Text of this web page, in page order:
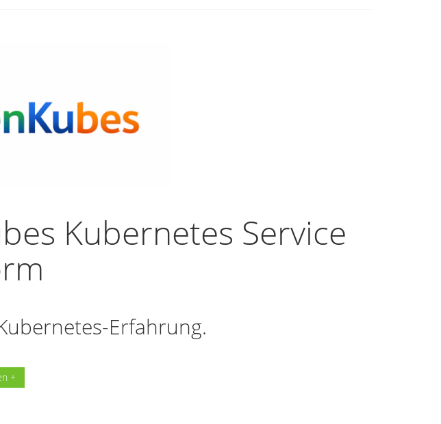
Kubernetes Service
Erfahrung.
+